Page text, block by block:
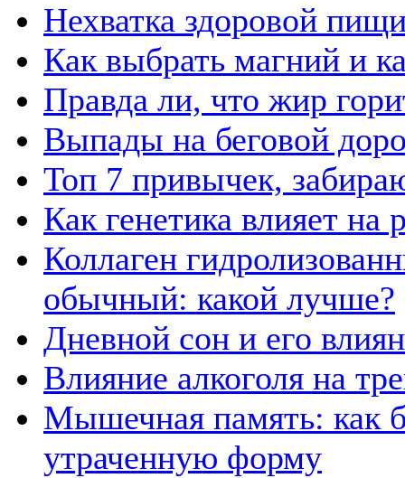
Нехватка здоровой
Как выбрать магний и
Правда ли, что жир
Выпады на беговой
Топ 7 привычек,
Как генетика влияет
Коллаген
обычный: какой лучше?
Дневной сон и его
Влияние алкоголя на
Мышечная память: как
утраченную форму